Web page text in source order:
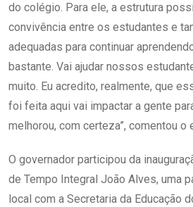
do colégio. Para ele, a estrutura
convivência entre os estudantes e
adequadas para continuar
bastante. Vai ajudar nossos
muito. Eu acredito, realmente, que
foi feita aqui vai impactar a gente
melhorou, com certeza”, comentou o
O governador participou da
de Tempo Integral João Alves, uma
local com a Secretaria da Educação